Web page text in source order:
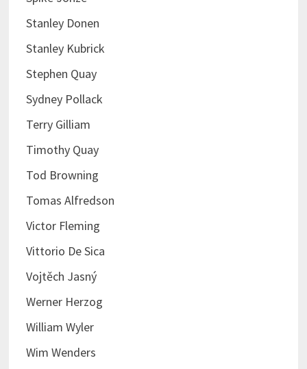
Stanley Donen
Stanley Kubrick
Stephen Quay
Sydney Pollack
Terry Gilliam
Timothy Quay
Tod Browning
Tomas Alfredson
Victor Fleming
Vittorio De Sica
Vojtěch Jasný
Werner Herzog
William Wyler
Wim Wenders